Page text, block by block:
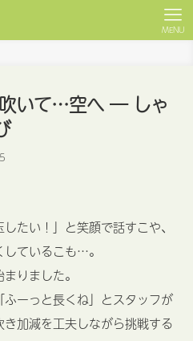
MENU
いて…空へ ― しゃ
たい！」と笑顔で話すこや、
ているこも…。
りました。
ーっと長くね」とスタッフが
加減を工夫しながら挑戦する